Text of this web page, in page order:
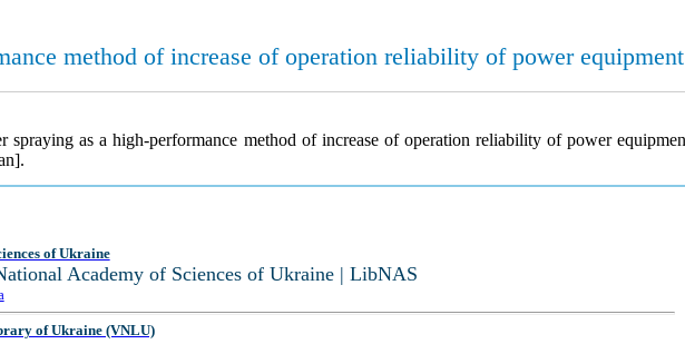
method of increase of operation reliability of power equipment
as a high-performance method of increase of operation reliability of power
of Ukraine
Academy of Sciences of Ukraine | LibNAS
of Ukraine (VNLU)